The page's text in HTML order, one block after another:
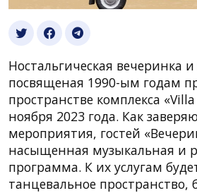
Ностальгическая вечеринка
посвященая 1990-ым годам
пространстве комплекса
ноября 2023 года. Как
мероприятия, гостей
насыщенная музыкальная и
программа. К их услугам
танцевальное пространство,